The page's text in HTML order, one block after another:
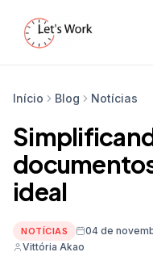
Início Blog Notícias
ideal
NOTÍCIAS 04 de
Vittória Akao